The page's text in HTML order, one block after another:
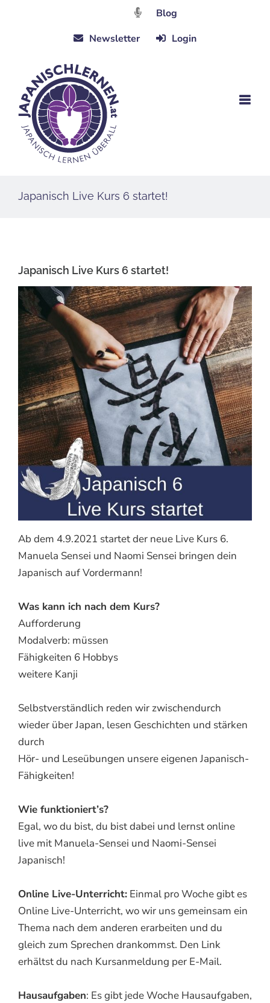
Blog
Newsletter
Login
Japanisch Live Kurs 6 startet!
Japanisch Live Kurs 6 startet!
Ab dem 4.9.2021 startet der neue Live Kurs 6.
Manuela Sensei und Naomi Sensei bringen dein
Japanisch auf Vordermann!
Was kann ich nach dem Kurs?
Aufforderung
Modalverb: müssen
Fähigkeiten 6 Hobbys
weitere Kanji
Selbstverständlich reden wir zwischendurch
wieder über Japan, lesen Geschichten und stärken
durch
Hör- und Leseübungen unsere eigenen Japanisch-
Fähigkeiten!
Wie funktioniert’s?
Egal, wo du bist, du bist dabei und lernst online
live mit Manuela-Sensei und Naomi-Sensei
Japanisch!
Online Live-Unterricht: Einmal pro Woche gibt es
Online Live-Unterricht, wo wir uns gemeinsam ein
Thema nach dem anderen erarbeiten und du
gleich zum Sprechen drankommst. Den Link
erhältst du nach Kursanmeldung per E-Mail.
Hausaufgaben: Es gibt jede Woche Hausaufgaben,